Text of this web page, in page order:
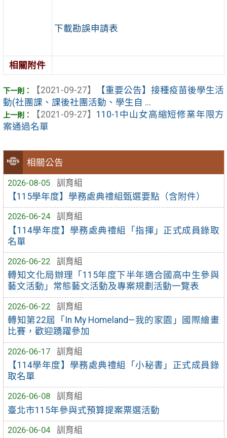
相關公告
2026-08-05
訓育組
【115學年度】學務處典禮組甄選要點（含附件）
2026-06-24
訓育組
【114學年度】學務處典禮組「指揮」正式成員錄取
名單
2026-06-22
訓育組
轉知文化局辦理「115年度下半年適合國高中生參與
藝文活動」常態藝文活動及專案規劃活動一覽表
2026-06-22
訓育組
轉知第22屆「In My Homeland—我的家園」國際繪畫
比賽，歡迎踴躍參加
2026-06-17
訓育組
【114學年度】學務處典禮組「小秘書」正式成員錄
取名單
2026-06-08
訓育組
臺北市115年參與式預算提案票選活動
2026-06-04
訓育組
下載勘誤申請表
相關附件
【2021-09-27】
【重要公告】接種疫苗後學生活
動(社團課、課後社團活動、學生自 ...
【2021-09-27】 110-1中山女高縮短修業年限方
案通過名單